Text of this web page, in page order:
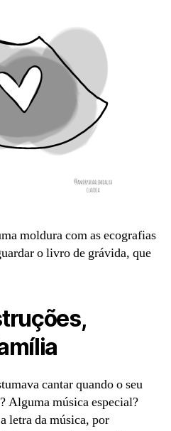
moldura com as ecografias
o livro de grávida, que
cantar quando o seu
Alguma música especial?
letra da música, por